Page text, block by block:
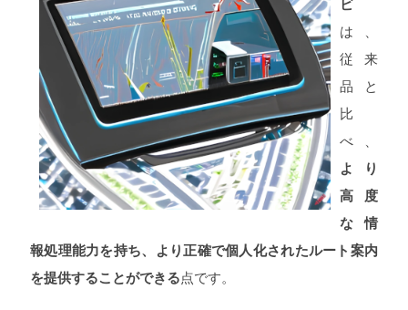
ビ
は、
従来
品と
比
べ、
より
高度
な情
報処理能力を持ち、より正確で個人化されたルート案内
を提供することができる点です。